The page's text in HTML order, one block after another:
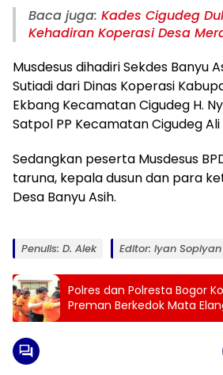
Baca juga: Kades Cigudeg
Kehadiran Koperasi Desa
Musdesus dihadiri Sekdes Banyu
Sutiadi dari Dinas Koperasi
Ekbang Kecamatan Cigudeg H.
Satpol PP Kecamatan Cigudeg
Sedangkan peserta Musdesus
taruna, kepala dusun dan para
Desa Banyu Asih.
Penulis: D. Alek Editor: Iyan Sopiyan
Polres dan Polresta Bogor
Preman Berkedok Mata